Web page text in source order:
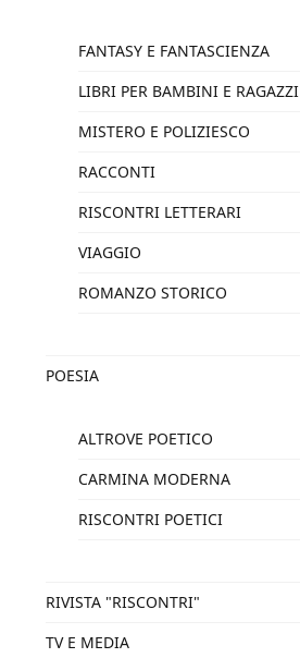
FANTASY E FANTASCIENZA
LIBRI PER BAMBINI E RAGAZZI
MISTERO E POLIZIESCO
RACCONTI
RISCONTRI LETTERARI
VIAGGIO
ROMANZO STORICO
POESIA
ALTROVE POETICO
CARMINA MODERNA
RISCONTRI POETICI
RIVISTA "RISCONTRI"
TV E MEDIA